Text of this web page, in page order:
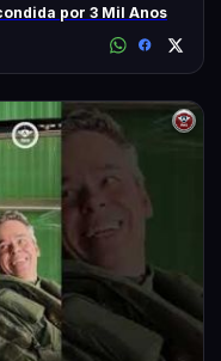
por 3 Mil Anos